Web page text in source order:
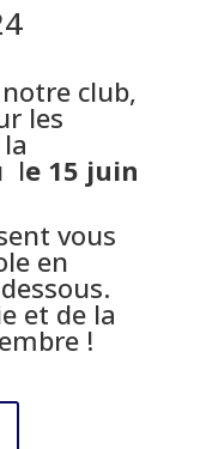
club,
les
le 15 juin
vous
en
et de la
!